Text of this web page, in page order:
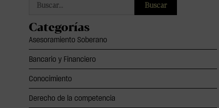
Buscar
Categorías
Asesoramiento Soberano
Bancario y Financiero
Conocimiento
Derecho de la competencia